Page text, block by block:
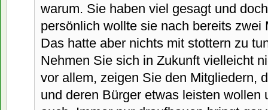
warum. Sie haben viel gesagt und
persönlich wollte sie nach bereits zwei
Das hatte aber nichts mit stottern zu
Nehmen Sie sich in Zukunft vielleicht
vor allem, zeigen Sie den Mitgliedern,
und deren Bürger etwas leisten wollen